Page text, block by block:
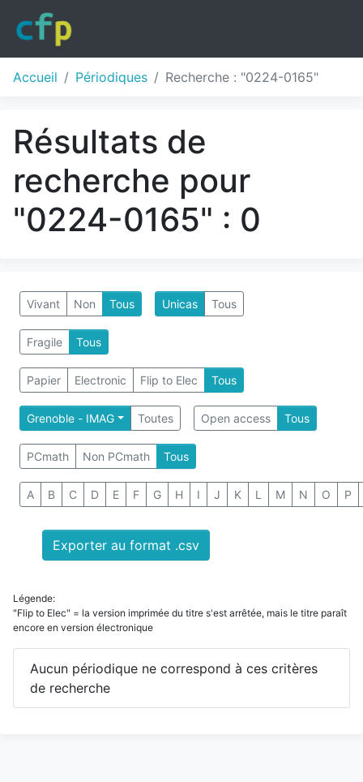
Accueil Périodiques Recherche : "0224-0165"
Résultats de
recherche pour
"0224-0165" : 0
Vivant Non Tous Unicas Tous
Fragile Tous
Papier Electronic Flip to Elec Tous
Grenoble - IMAG Toutes Open access Tous
PCmath Non PCmath Tous
A B C D E F G H I J K L M N O P
Exporter au format .csv
Légende:
"Flip to Elec" = la version imprimée du titre s'est arrêtée, mais le titre paraît
encore en version électronique
Aucun périodique ne correspond à ces critères
de recherche